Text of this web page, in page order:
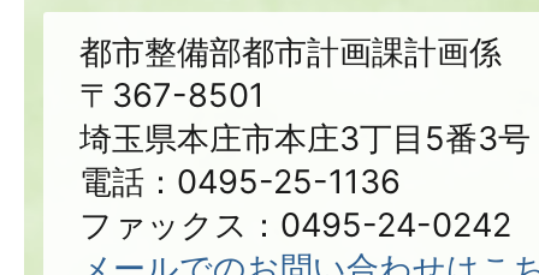
都市整備部都市計画課計画係
〒367-8501
埼玉県本庄市本庄3丁目5番3号
電話：0495-25-1136
ファックス：0495-24-0242